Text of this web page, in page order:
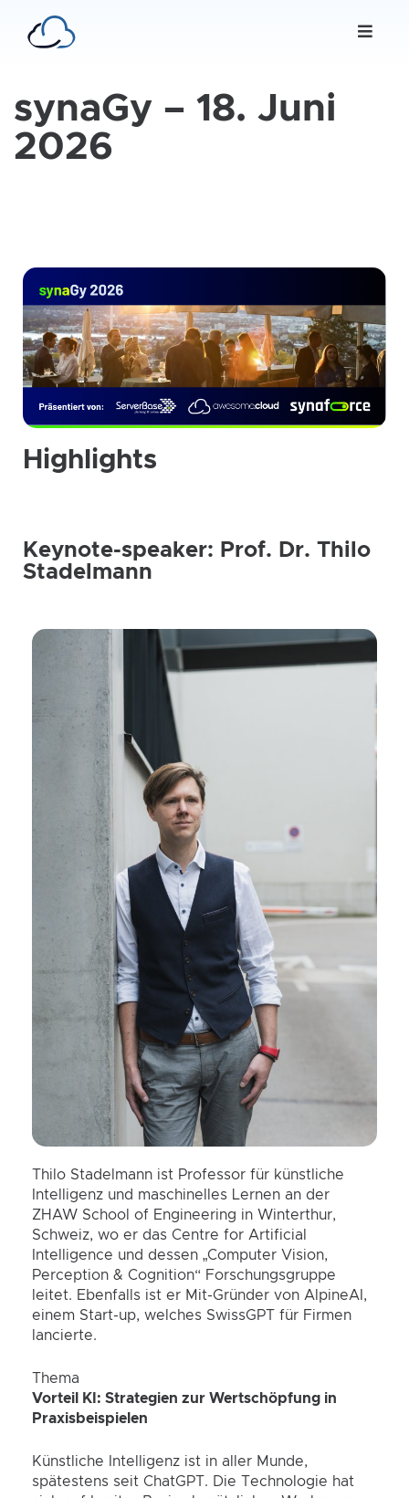
synaGy – 18. Juni
2026
Highlights
Keynote-speaker: Prof. Dr. Thilo
Stadelmann
Thilo Stadelmann ist Professor für künstliche
Intelligenz und maschinelles Lernen an der
ZHAW School of Engineering in Winterthur,
Schweiz, wo er das Centre for Artificial
Intelligence und dessen „Computer Vision,
Perception & Cognition“ Forschungsgruppe
leitet. Ebenfalls ist er Mit-Gründer von AlpineAI,
einem Start-up, welches SwissGPT für Firmen
lancierte.
Thema
Vorteil KI: Strategien zur Wertschöpfung in
Praxisbeispielen
Künstliche Intelligenz ist in aller Munde,
spätestens seit ChatGPT. Die Technologie hat